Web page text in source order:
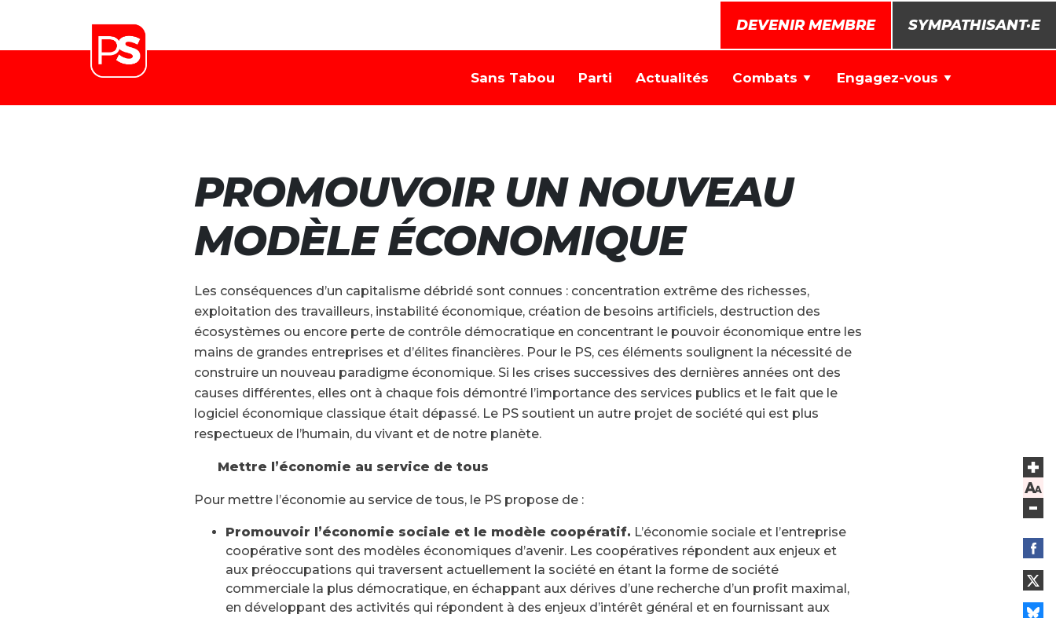
DEVENIR MEMBRE SYMPATHISANT·E
Sans Tabou Parti Actualités Combats Engagez-vous
PROMOUVOIR UN NOUVEAU
MODÈLE ÉCONOMIQUE
Les conséquences d’un capitalisme débridé sont connues : concentration extrême des richesses,
exploitation des travailleurs, instabilité économique, création de besoins artificiels, destruction des
écosystèmes ou encore perte de contrôle démocratique en concentrant le pouvoir économique entre les
mains de grandes entreprises et d’élites financières. Pour le PS, ces éléments soulignent la nécessité de
construire un nouveau paradigme économique. Si les crises successives des dernières années ont des
causes différentes, elles ont à chaque fois démontré l’importance des services publics et le fait que le
logiciel économique classique était dépassé. Le PS soutient un autre projet de société qui est plus
respectueux de l’humain, du vivant et de notre planète.
Mettre l’économie au service de tous
Pour mettre l’économie au service de tous, le PS propose de :
Promouvoir l’économie sociale et le modèle coopératif. L’économie sociale et l’entreprise
coopérative sont des modèles économiques d’avenir. Les coopératives répondent aux enjeux et
aux préoccupations qui traversent actuellement la société en étant la forme de société
commerciale la plus démocratique, en échappant aux dérives d’une recherche d’un profit maximal,
en développant des activités qui répondent à des enjeux d’intérêt général et en fournissant aux